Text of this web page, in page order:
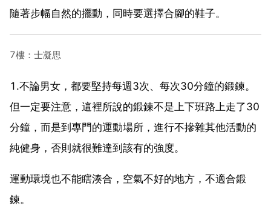
隨著步幅自然的擺動，同時要選擇合腳的鞋子。
7樓：士凝思
1.不論男女，都要堅持每週3次、每次30分鐘的鍛鍊。
但一定要注意，這裡所說的鍛鍊不是上下班路上走了30
分鐘，而是到專門的運動場所，進行不摻雜其他活動的
純健身，否則就很難達到該有的強度。
運動環境也不能瞎湊合，空氣不好的地方，不適合鍛
鍊。